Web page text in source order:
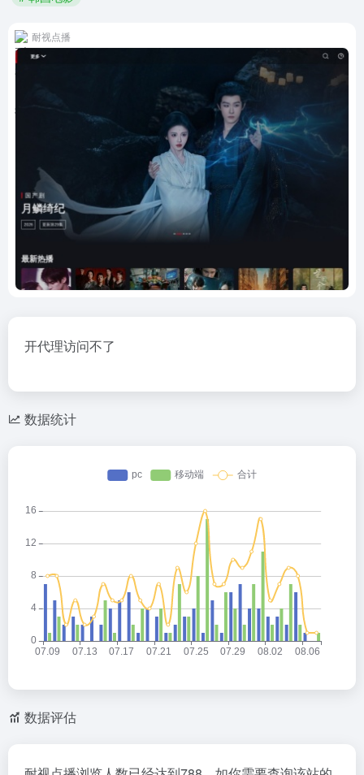
耐视点播
开代理访问不了
数据统计
数据评估